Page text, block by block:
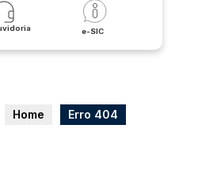
e-SIC
Home Erro 404